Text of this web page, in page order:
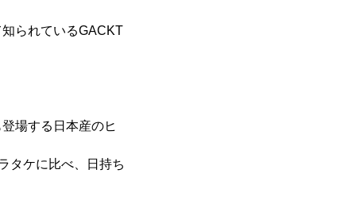
られているGACKT
場する日本産のヒ
タケに比べ、日持ち